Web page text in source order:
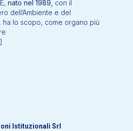
nato nel 1989, con il
dell’Ambiente e del
ha lo scopo, come organo più
]
Istituzionali Srl